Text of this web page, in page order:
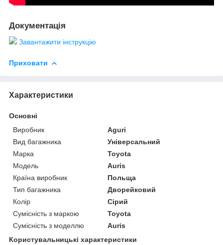
Документація
Завантажити інструкцію
Приховати
Характеристики
Основні
Виробник
Aguri
Вид багажника
Універсальний
Марка
Toyota
Модель
Auris
Країна виробник
Польща
Тип багажника
Дворейковий
Колір
Сірий
Сумісність з маркою
Toyota
Сумісність з моделлю
Auris
Користувальницькі характеристики